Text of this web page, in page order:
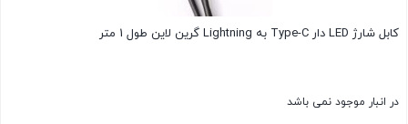
کابل شارژ LED دار Type-C به Lightning گرین لاین طول 1 متر
در انبار موجود نمی باشد